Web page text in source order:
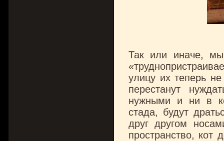
Так или иначе,
улицу их теперь
перестанут
нужными и ни в
стада, будут
друг другом
пространство,